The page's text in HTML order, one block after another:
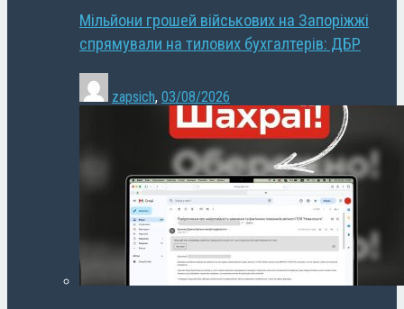
Мільйони грошей військових на Запоріжжі
спрямували на тилових бухгалтерів: ДБР
zapsich, 03/08/2026